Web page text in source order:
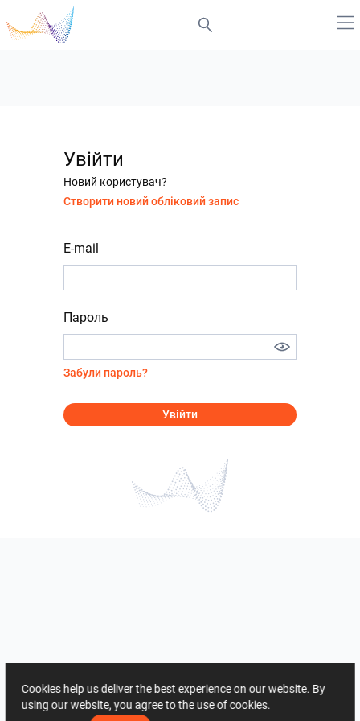
Увійти
Новий користувач?
Створити новий обліковий запис
E-mail
Пароль
Забули пароль?
Увійти
Cookies help us deliver the best experience on our website. By
using our website, you agree to the use of cookies.